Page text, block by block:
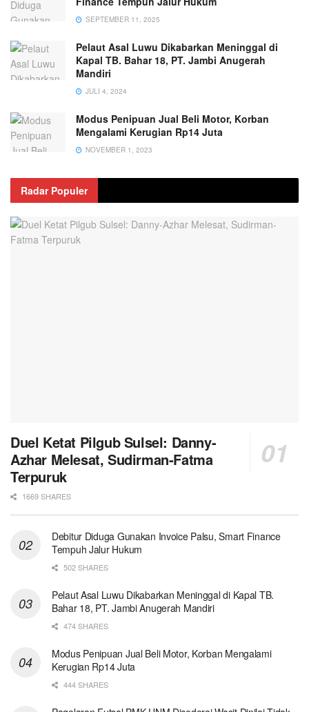
SEPTEMBER 11, 2025
Pelaut Asal Luwu Dikabarkan Meninggal di
Kapal TB. Bahar 18, PT. Jambi Anugerah
Mandiri
JULI 4, 2024
Modus Penipuan Jual Beli Motor, Korban
Mengalami Kerugian Rp14 Juta
NOVEMBER 1, 2023
Radar Populer
Duel Ketat Pilgub Sulsel: Danny-
Azhar Melesat, Sudirman-Fatma
Terpuruk
1669 SHARES
Debitur Diduga Gunakan Invoice Palsu, Smart Finance
Tempuh Jalur Hukum
502 SHARES
Pelaut Asal Luwu Dikabarkan Meninggal di Kapal TB.
Bahar 18, PT. Jambi Anugerah Mandiri
474 SHARES
Modus Penipuan Jual Beli Motor, Korban Mengalami
Kerugian Rp14 Juta
444 SHARES